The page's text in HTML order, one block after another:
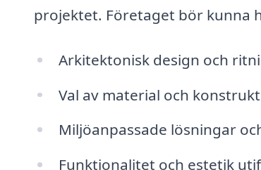
projektet. Företaget bör kunna
Arkitektonisk design och
Val av material och
Miljöanpassade lösningar
Funktionalitet och estetik